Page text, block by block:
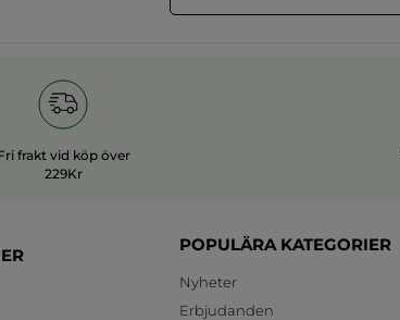
frakt vid köp över
229Kr
POPULÄRA KATEGORIER
Nyheter
Erbjudanden